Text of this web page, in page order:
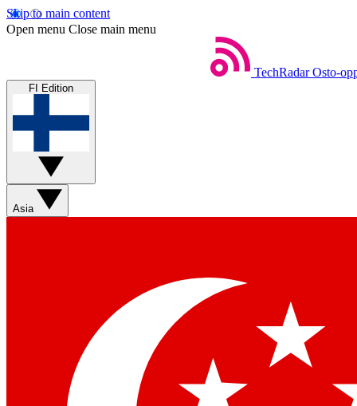
Skip to main content
Open menu Close main menu
TechRadar Osto-
FI Edition
Asia